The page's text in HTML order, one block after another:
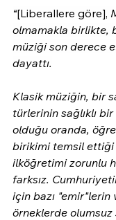
“[Liberallere göre],
olmamakla birlikte,
müziği son derece
dayattı.
Klasik müziğin, bir
türlerinin sağlıklı
olduğu oranda,
birikimi temsil ettiği
ilköğretimi zorunlu
farksız.
için bazı
örneklerde olumsuz